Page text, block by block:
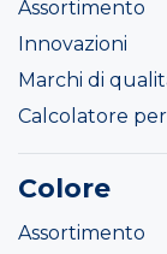
Assortimento
Innovazioni
Marchi di
Calcolatore
Colore
Assortimento